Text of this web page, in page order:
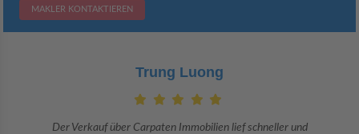
MAKLER KONTAKTIEREN
Claudia Bergrath
Danke an Carpaten Immobilien und besonders an Frau Adriana Sarca.